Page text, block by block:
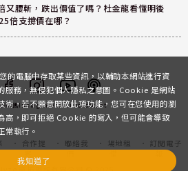
腰斬，跌出價值了嗎？杜金龍看懂明後
倍支撐價在哪？
粉絲團InstagramYoutubePodcast
合作提
聯絡我
場地租
訂閱電子
的電腦中存取某些資訊，以輔助本網站進行資
服務，無侵犯個人隱私之意圖。Cookie 是網站
術，若不願意開放此項功能，您可在您使用的瀏
高，即可拒絕 Cookie 的寫入，但可能會導致
常執行。
我知道了